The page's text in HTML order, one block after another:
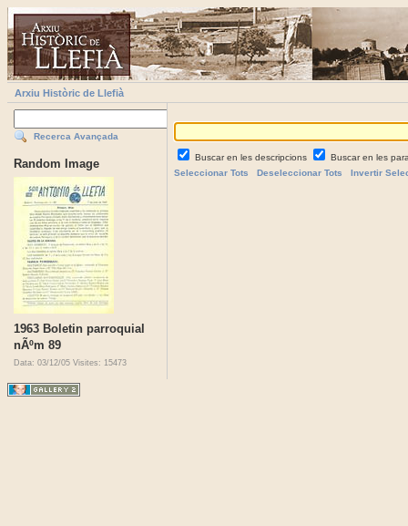
Arxiu Històric de Llefià
Recerca Avançada
Random Image
1963 Boletin parroquial
nÃºm 89
Data: 03/12/05 Visites: 15473
Buscar en les descripcions
Buscar en les
Seleccionar Tots
Deseleccionar Tots Invertir